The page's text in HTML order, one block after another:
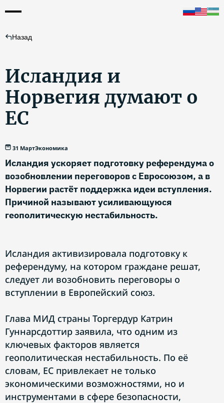
Назад
Исландия и
Норвегия думают о
ЕС
31 МартЭкономика
Исландия ускоряет подготовку референдума о
возобновлении переговоров с Евросоюзом, а в
Норвегии растёт поддержка идеи вступления.
Причиной называют усиливающуюся
геополитическую нестабильность.
Исландия активизировала подготовку к
референдуму, на котором граждане решат,
следует ли возобновить переговоры о
вступлении в Европейский союз.
Глава МИД страны Торгердур Катрин
Гуннарсдоттир заявила, что одним из
ключевых факторов является
геополитическая нестабильность. По её
словам, ЕС привлекает не только
экономическими возможностями, но и
инструментами в сфере безопасности,